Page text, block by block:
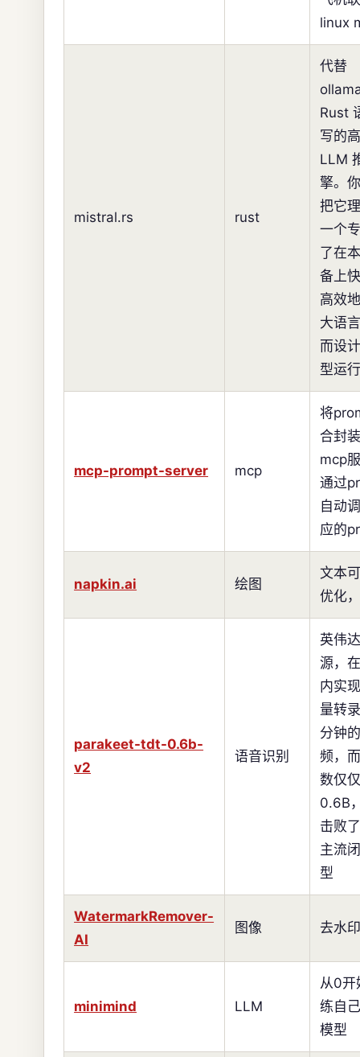
linux
mistral.rs rust
代替
Rust
写的
LLM
擎。
把它
一个
了在
备上
高效
大语
而设
型运
mcp-prompt-server mcp
将
合封
mcp
通过
自动
应的
napkin.ai 绘图
文本
优化
parakeet-tdt-0.6b-
v2
语音识别
英伟
源，
内实
量转
分钟
频，
数仅
0.6B
击败
主流
型
WatermarkRemover-
AI
图像 去水
minimind LLM
从0开
练自
模型